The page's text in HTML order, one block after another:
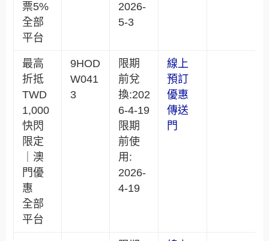
票5%
全部
平台
2026-
5-3
最高
折抵
TWD
1,000
快閃
限定
｜澳
門優
惠
全部
平台
9HOD
W041
3
限期
前兌
換:202
6-4-19
限期
前使
用:
2026-
4-19
線上
預訂
優惠
傳送
門